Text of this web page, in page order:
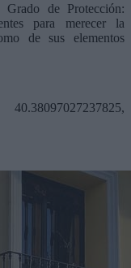
de Protección:
para merecer la
de sus elementos
40.38097027237825,